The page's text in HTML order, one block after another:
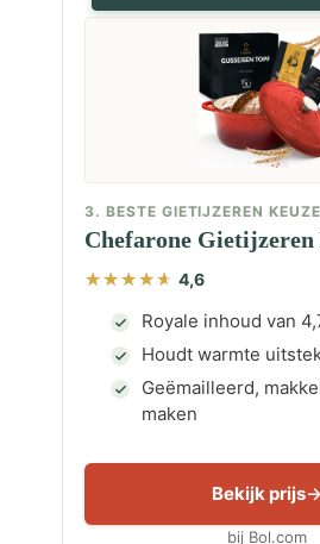
3. BESTE GIETIJZEREN KEUZE
Chefarone Gietijzeren
4,6
Royale inhoud van
Houdt warmte
Geëmailleerd,
maken
Bekijk prijs
bij Bol.com